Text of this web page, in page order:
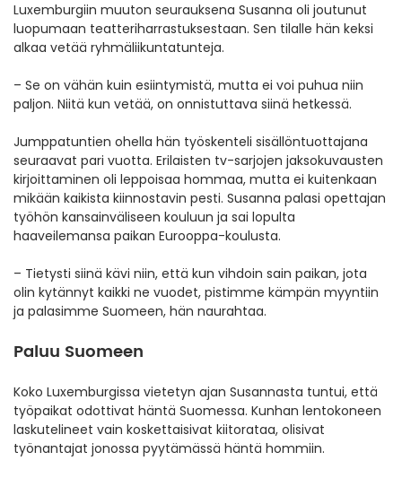
Luxemburgiin muuton seurauksena Susanna oli joutunut
luopumaan teatteriharrastuksestaan. Sen tilalle hän keksi
alkaa vetää ryhmäliikuntatunteja.
– Se on vähän kuin esiintymistä, mutta ei voi puhua niin
paljon. Niitä kun vetää, on onnistuttava siinä hetkessä.
Jumppatuntien ohella hän työskenteli sisällöntuottajana
seuraavat pari vuotta. Erilaisten tv-sarjojen jaksokuvausten
kirjoittaminen oli leppoisaa hommaa, mutta ei kuitenkaan
mikään kaikista kiinnostavin pesti. Susanna palasi opettajan
työhön kansainväliseen kouluun ja sai lopulta
haaveilemansa paikan Eurooppa-koulusta.
– Tietysti siinä kävi niin, että kun vihdoin sain paikan, jota
olin kytännyt kaikki ne vuodet, pistimme kämpän myyntiin
ja palasimme Suomeen, hän naurahtaa.
Paluu Suomeen
Koko Luxemburgissa vietetyn ajan Susannasta tuntui, että
työpaikat odottivat häntä Suomessa. Kunhan lentokoneen
laskutelineet vain koskettaisivat kiitorataa, olisivat
työnantajat jonossa pyytämässä häntä hommiin.